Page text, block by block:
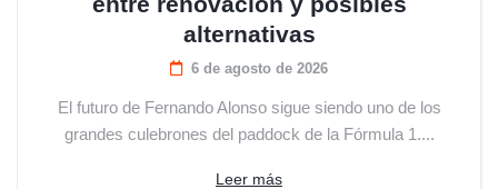
alternativas
6 de agosto de 2026
El futuro de Fernando Alonso sigue siendo uno de los
grandes culebrones del paddock de la Fórmula 1....
Leer más